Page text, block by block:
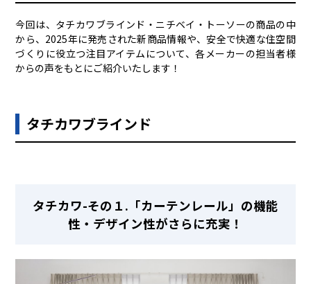
今回は、タチカワブラインド・ニチベイ・トーソーの商品の中
から、2025年に発売された新商品情報や、安全で快適な住空間
づくりに役立つ注目アイテムについて、各メーカーの担当者様
からの声をもとにご紹介いたします！
タチカワブラインド
タチカワ-その１.「カーテンレール」の機能
性・デザイン性がさらに充実！